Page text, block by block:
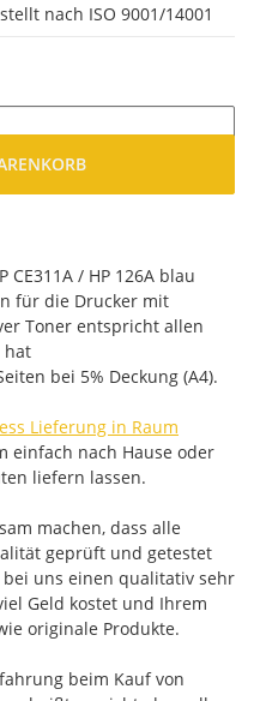
nach ISO 9001/14001
/ HP 126A blau
für die Drucker mit
Toner entspricht allen
hat
bei 5% Deckung (A4).
Lieferung in Raum
einfach nach Hause oder
liefern lassen.
machen, dass alle
geprüft und getestet
uns einen qualitativ sehr
Geld kostet und Ihrem
originale Produkte.
beim Kauf von